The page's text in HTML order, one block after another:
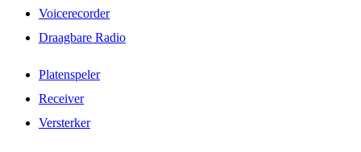
Voicerecorder
Draagbare Radio
Platenspeler
Receiver
Versterker